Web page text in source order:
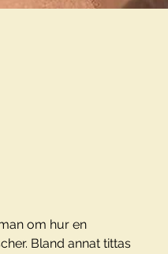
om hur en
Bland annat tittas